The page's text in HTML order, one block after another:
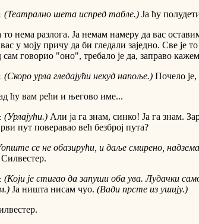
(Театрално шета испред табле.) Ја ћу
то нема разлога. Ја немам намеру да вас
у моју причу да би гледали заједно. Све је
сам говорио "оно", требало је да, заправо
(Скоро урла гледајући некуд напоље.) Почело
ћу вам рећи и његово име...
(Урлајући.) Али ја га знам, синко! Ја га знам.
пут поверавао већ безброј пута?
се не обазирући, и даље смирено,
Силвестер.
(Који је стигао да запуши оба ува. Лудачки
Ја ништа нисам чуо. (Вади прсте из ушију.)